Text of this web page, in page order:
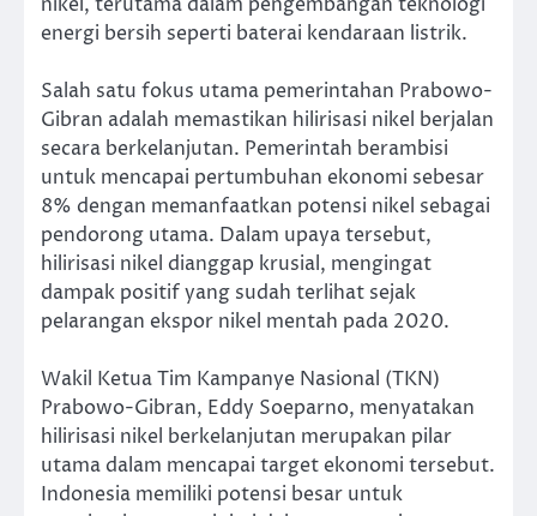
energi bersih seperti baterai kendaraan listrik.
Salah satu fokus utama pemerintahan Prabowo-
Gibran adalah memastikan hilirisasi nikel berjalan
secara berkelanjutan. Pemerintah berambisi
untuk mencapai pertumbuhan ekonomi sebesar
8% dengan memanfaatkan potensi nikel sebagai
pendorong utama. Dalam upaya tersebut,
hilirisasi nikel dianggap krusial, mengingat
dampak positif yang sudah terlihat sejak
pelarangan ekspor nikel mentah pada 2020.
Wakil Ketua Tim Kampanye Nasional (TKN)
Prabowo-Gibran, Eddy Soeparno, menyatakan
hilirisasi nikel berkelanjutan merupakan pilar
utama dalam mencapai target ekonomi tersebut.
Indonesia memiliki potensi besar untuk